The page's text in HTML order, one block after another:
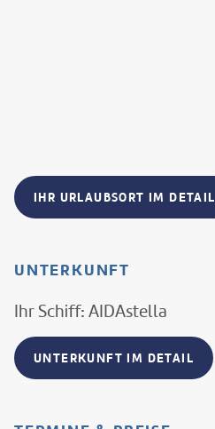
IHR URLAUBSORT IM DETAIL
UNTERKUNFT
Ihr Schiff: AIDAstella
UNTERKUNFT IM DETAIL